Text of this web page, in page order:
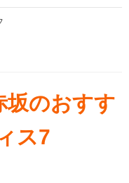
坂のおすす
ス7